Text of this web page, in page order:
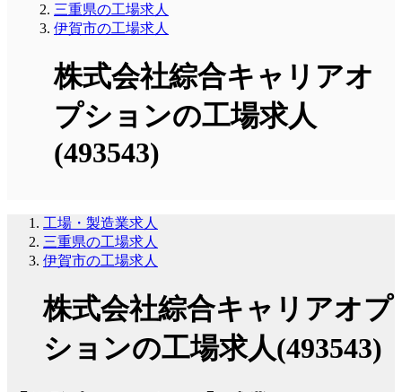
三重県の工場求人
伊賀市の工場求人
株式会社綜合キャリアオ
プションの工場求人
(493543)
工場・製造業求人
三重県の工場求人
伊賀市の工場求人
株式会社綜合キャリアオプ
ションの工場求人(493543)